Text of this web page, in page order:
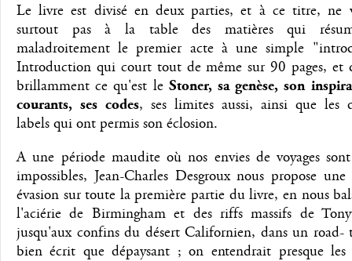
Le livre est divisé en deux parties, et à ce titre, ne
surtout pas à la table des matières qui
maladroitement le premier acte à une simple
Introduction qui court tout de même sur 90 pages, et
brillamment ce qu'est le Stoner, sa genèse, son
courants, ses codes, ses limites aussi, ainsi que les
labels qui ont permis son éclosion.
A une période maudite où nos envies de voyages
impossibles, Jean-Charles Desgroux nous propose
évasion sur toute la première partie du livre, en nous
l'aciérie de Birmingham et des riffs massifs de
jusqu'aux confins du désert Californien, dans un road-
bien écrit que dépaysant ; on entendrait presque les